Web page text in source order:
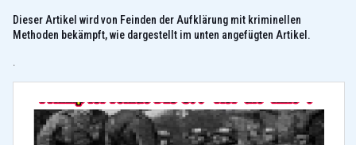
Dieser Artikel wird von Feinden der Aufklärung mit kriminellen
Methoden bekämpft, wie dargestellt im unten angefügten Artikel.
.